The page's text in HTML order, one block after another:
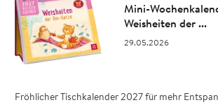
Mini-
Weisheiten der ...
29.05.2026
Fröhlicher Tischkalender 2027 für mehr